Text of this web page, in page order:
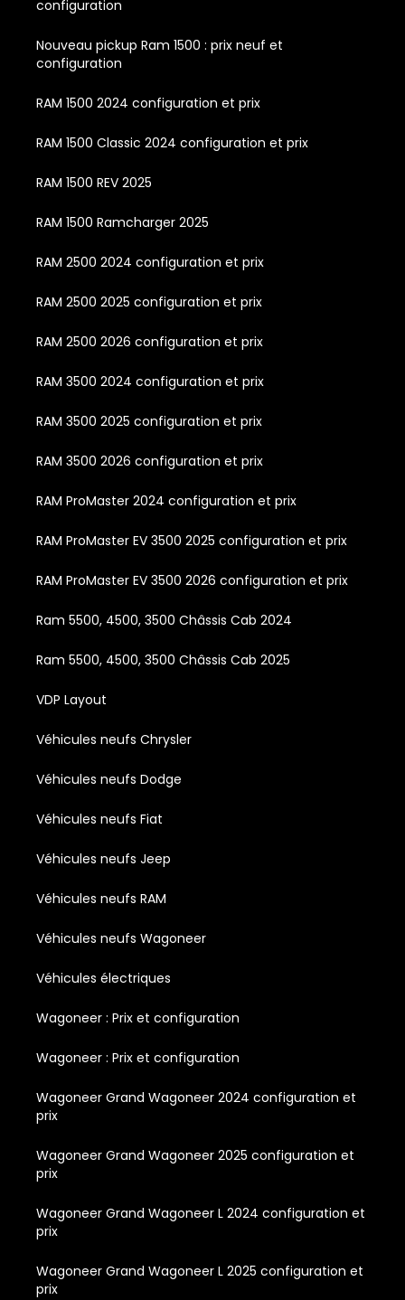
configuration
Nouveau pickup Ram 1500 : prix neuf et
configuration
RAM 1500 2024 configuration et prix
RAM 1500 Classic 2024 configuration et prix
RAM 1500 REV 2025
RAM 1500 Ramcharger 2025
RAM 2500 2024 configuration et prix
RAM 2500 2025 configuration et prix
RAM 2500 2026 configuration et prix
RAM 3500 2024 configuration et prix
RAM 3500 2025 configuration et prix
RAM 3500 2026 configuration et prix
RAM ProMaster 2024 configuration et prix
RAM ProMaster EV 3500 2025 configuration et prix
RAM ProMaster EV 3500 2026 configuration et prix
Ram 5500, 4500, 3500 Châssis Cab 2024
Ram 5500, 4500, 3500 Châssis Cab 2025
VDP Layout
Véhicules neufs Chrysler
Véhicules neufs Dodge
Véhicules neufs Fiat
Véhicules neufs Jeep
Véhicules neufs RAM
Véhicules neufs Wagoneer
Véhicules électriques
Wagoneer : Prix et configuration
Wagoneer : Prix et configuration
Wagoneer Grand Wagoneer 2024 configuration et
prix
Wagoneer Grand Wagoneer 2025 configuration et
prix
Wagoneer Grand Wagoneer L 2024 configuration et
prix
Wagoneer Grand Wagoneer L 2025 configuration et
prix